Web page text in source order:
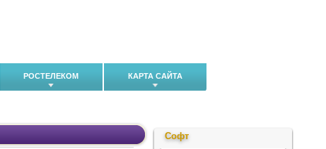
РОСТЕЛЕКОМ КАРТА САЙТА
Софт